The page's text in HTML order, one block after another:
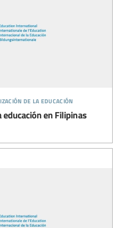
de la educación
educación en Filipinas